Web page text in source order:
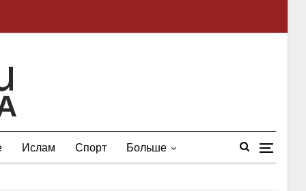
Ислам Спорт Больше